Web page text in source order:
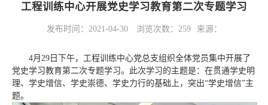
工程训练中心开展党史学习教育第二次专题学习
发布时间：2021-04-30 浏览次数： 259 来源：
4月29日下午，工程训练中心党总支组织全体党员集中开展了
党史学习教育第二次专题学习。此次学习的主题是：在贯通学史明
理、学史增信、学史崇德、学史力行的基础上，突出“学史增信”主
题。